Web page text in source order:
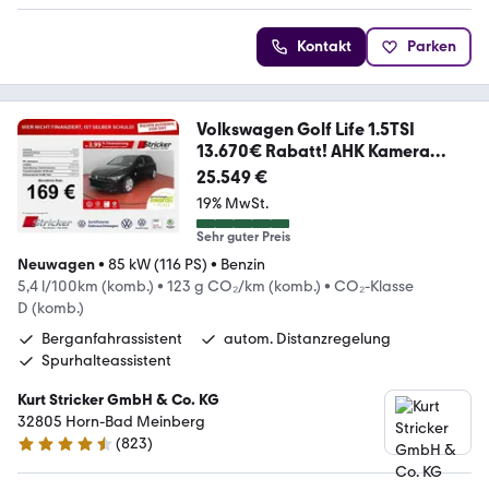
Kontakt Parken
Volkswagen Golf Life 1.5TSI
13.670€ Rabatt! AHK Kamera
LED+
25.549 €
19% MwSt.
Sehr guter Preis
Neuwagen• 85 kW (116 PS) • Benzin
5,4 l/100km (komb.) • 123 g CO₂/km (komb.) • CO₂-Klasse
D (komb.)
Berganfahrassistent
autom. Distanzregelung
Spurhalteassistent
Kurt Stricker GmbH & Co. KG
32805 Horn-Bad Meinberg
4.7 Sterne
(823)